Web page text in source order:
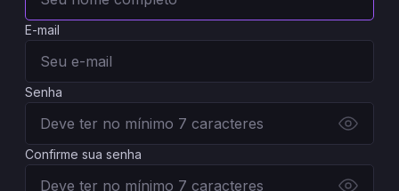
E-mail
Senha
Confirme sua senha